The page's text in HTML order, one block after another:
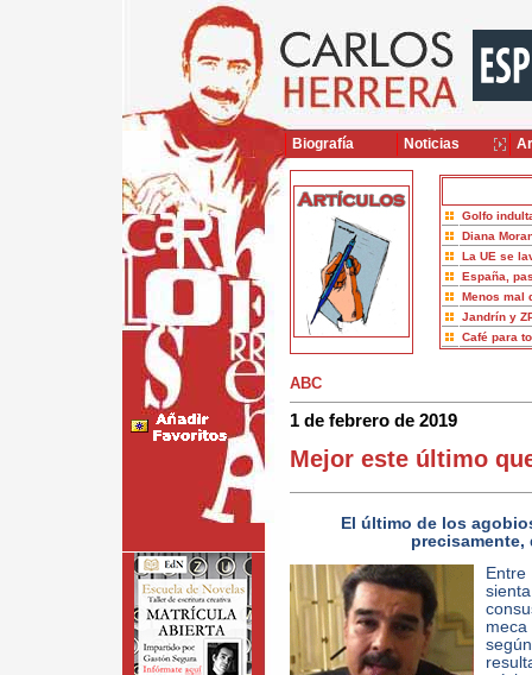
Golfo
Diana
La UE se
España,
Menos mal
Jandrín y
Café para
ABC
1 de febrero de 2019
Mejor este último
El último de los
precisamente,
Biografía Noticias